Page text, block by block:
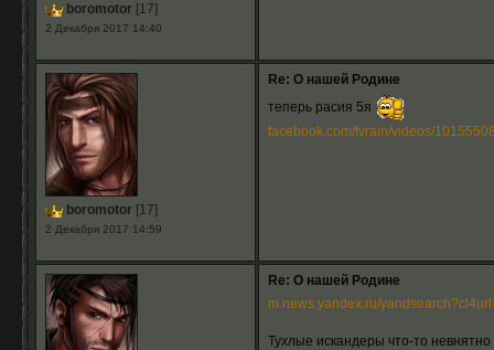
boromotor[17]
2 Декабря 2017 14:40
boromotor[17]
2 Декабря 2017 14:59
Re: О нашей Родине
теперь расия 5я
facebook.com/tvrain/videos/
Re: О нашей Родине
m.news.yandex.ru/
Тухлые искандеры что-то